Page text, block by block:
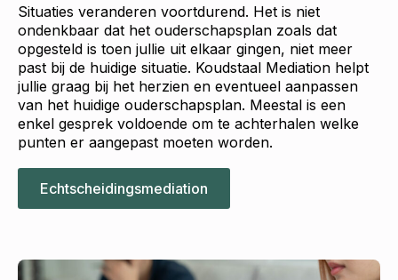
Situaties veranderen voortdurend. Het is niet
ondenkbaar dat het ouderschapsplan zoals dat
opgesteld is toen jullie uit elkaar gingen, niet meer
past bij de huidige situatie. Koudstaal Mediation helpt
jullie graag bij het herzien en eventueel aanpassen
van het huidige ouderschapsplan. Meestal is een
enkel gesprek voldoende om te achterhalen welke
punten er aangepast moeten worden.
Echtscheidingsmediation